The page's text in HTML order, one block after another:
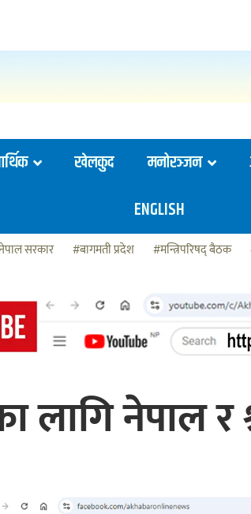
खेलकुद मनोरञ्जन
ENGLISH
सरकार #बागमती प्रदेश #मन्त्रिपरिषद् बैठक
लागि नेपाल र